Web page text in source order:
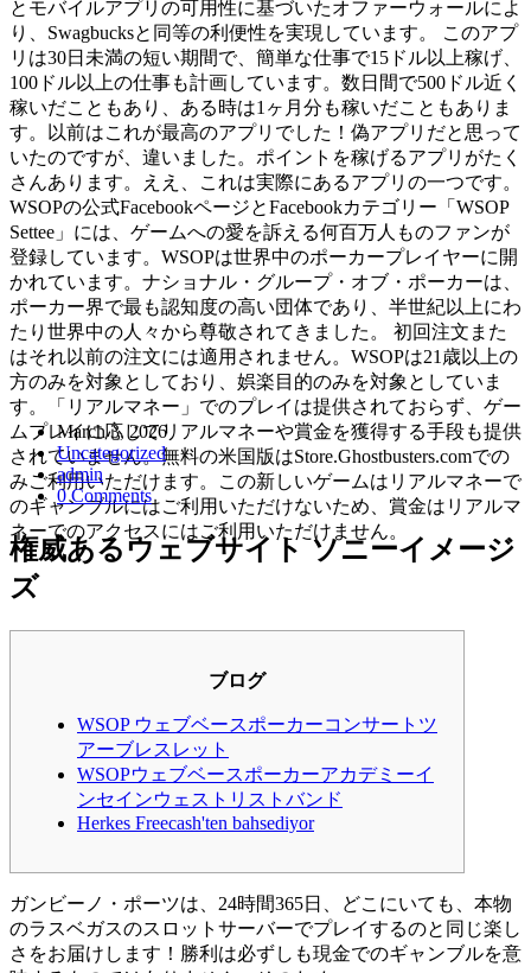
とモバイルアプリの可用性に基づいたオファーウォールによ
り、Swagbucksと同等の利便性を実現しています。 このアプ
リは30日未満の短い期間で、簡単な仕事で15ドル以上稼げ、
100ドル以上の仕事も計画しています。数日間で500ドル近く
稼いだこともあり、ある時は1ヶ月分も稼いだこともありま
す。以前はこれが最高のアプリでした！偽アプリだと思って
いたのですが、違いました。ポイントを稼げるアプリがたく
さんあります。ええ、これは実際にあるアプリの一つです。
WSOPの公式FacebookページとFacebookカテゴリー「WSOP
Settee」には、ゲームへの愛を訴える何百万人ものファンが
登録しています。WSOPは世界中のポーカープレイヤーに開
かれています。ナショナル・グループ・オブ・ポーカーは、
ポーカー界で最も認知度の高い団体であり、半世紀以上にわ
たり世界中の人々から尊敬されてきました。 初回注文また
はそれ以前の注文には適用されません。WSOPは21歳以上の
方のみを対象としており、娯楽目的のみを対象としていま
す。「リアルマネー」でのプレイは提供されておらず、ゲー
ムプレイに応じてリアルマネーや賞金を獲得する手段も提供
されていません。無料の米国版はStore.Ghostbusters.comでの
みご利用いただけます。この新しいゲームはリアルマネーで
のギャンブルにはご利用いただけないため、賞金はリアルマ
ネーでのアクセスにはご利用いただけません。
March 3, 2026
Uncategorized
admin
0 Comments
権威あるウェブサイト ソニーイメージ
ズ
ブログ
WSOP ウェブベースポーカーコンサートツ
アーブレスレット
WSOPウェブベースポーカーアカデミーイ
ンセインウェストリストバンド
Herkes Freecash'ten bahsediyor
ガンビーノ・ポーツは、24時間365日、どこにいても、本物
のラスベガスのスロットサーバーでプレイするのと同じ楽し
さをお届けします！勝利は必ずしも現金でのギャンブルを意